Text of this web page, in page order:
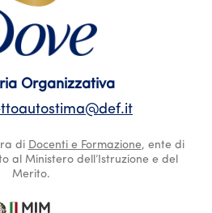
Organizzativa
di Docenti e Formazione, ente di
al Ministero dell’Istruzione e del
Merito.